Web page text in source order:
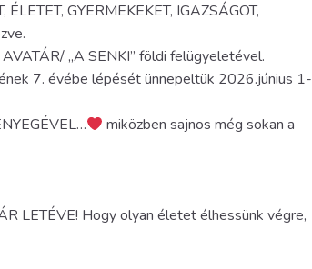
GYERMEKEKET, IGAZSÁGOT,
„A SENKI” földi felügyeletével.
7. évébe lépését ünnepeltük 2026.június 1-
miközben sajnos még sokan a
LETÉVE! Hogy olyan életet élhessünk végre,